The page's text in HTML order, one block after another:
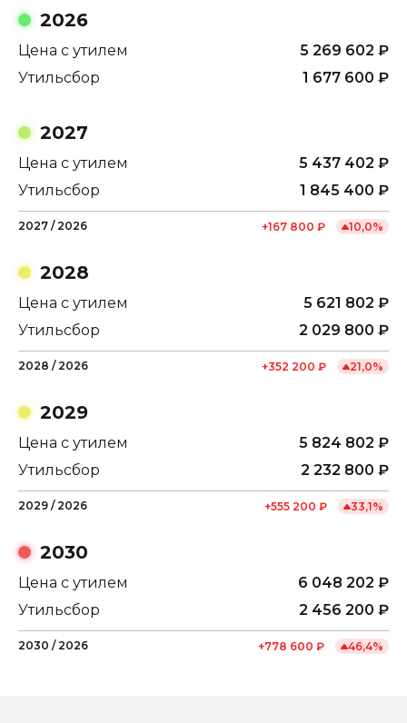
2026
Цена с утилем 5 269 602 ₽
Утильсбор
1 677 600 ₽
2027
Цена с утилем 5 437 402 ₽
Утильсбор
1 845 400 ₽
2027 / 2026 +167 800 ₽ 10,0%
2028
Цена с утилем 5 621 802 ₽
Утильсбор
2 029 800 ₽
2028 / 2026 +352 200 ₽ 21,0%
2029
Цена с утилем 5 824 802 ₽
Утильсбор
2 232 800 ₽
2029 / 2026 +555 200 ₽ 33,1%
2030
Цена с утилем 6 048 202 ₽
Утильсбор
2 456 200 ₽
2030 / 2026 +778 600 ₽ 46,4%